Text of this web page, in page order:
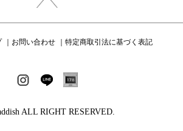
お問い合わせ 特定商取引法に基づく表記
ALL RIGHT RESERVED.